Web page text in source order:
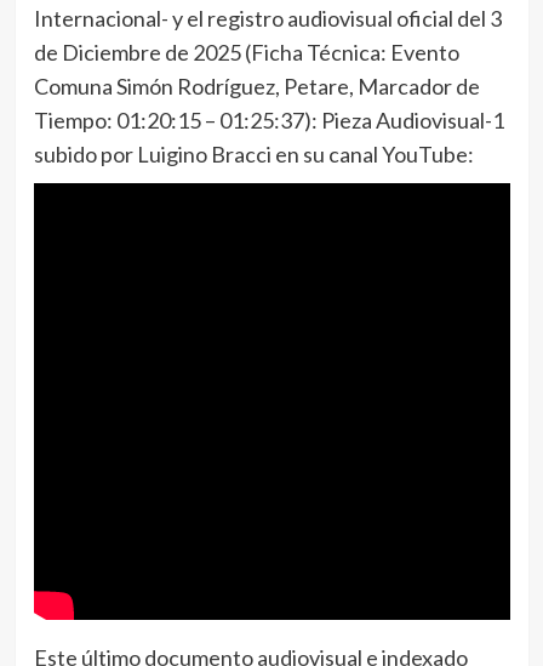
Internacional- y el registro audiovisual oficial del 3
de Diciembre de 2025 (Ficha Técnica: Evento
Comuna Simón Rodríguez, Petare, Marcador de
Tiempo: 01:20:15 – 01:25:37): Pieza Audiovisual-1
subido por Luigino Bracci en su canal YouTube:
Este último documento audiovisual e indexado